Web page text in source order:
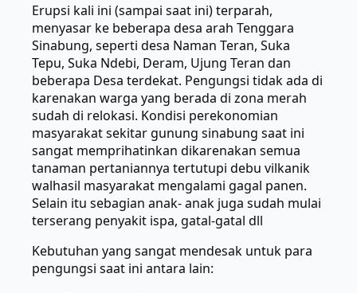
Erupsi kali ini (sampai saat ini) terparah,
menyasar ke beberapa desa arah Tenggara
Sinabung, seperti desa Naman Teran, Suka
Tepu, Suka Ndebi, Deram, Ujung Teran dan
beberapa Desa terdekat. Pengungsi tidak ada di
karenakan warga yang berada di zona merah
sudah di relokasi. Kondisi perekonomian
masyarakat sekitar gunung sinabung saat ini
sangat memprihatinkan dikarenakan semua
tanaman pertaniannya tertutupi debu vilkanik
walhasil masyarakat mengalami gagal panen.
Selain itu sebagian anak- anak juga sudah mulai
terserang penyakit ispa, gatal-gatal dll
Kebutuhan yang sangat mendesak untuk para
pengungsi saat ini antara lain: